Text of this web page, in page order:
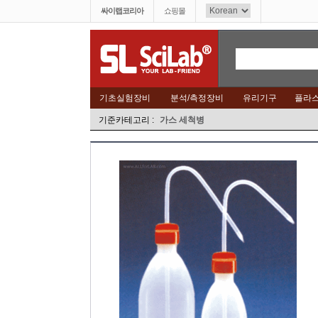
싸이랩코리아 쇼핑몰
기초실험장비 분석/측정장비 유리기구 플라
기준카테고리 : 가스 세척병